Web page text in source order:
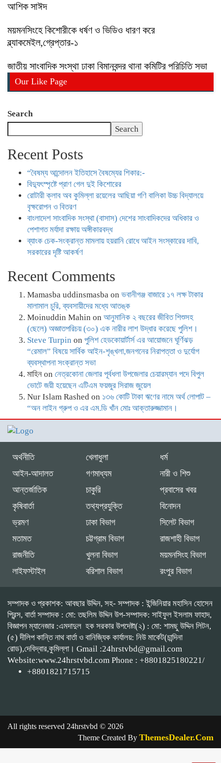
আশিক সাঈদ
ময়মনসিংহে কিশোরীকে ধর্ষণ ও ভিডিও ধারণ করে
ব্ল্যাকমেইল,গ্রেপ্তার-১
জাতীয় সাংবাদিক সংস্থা ঢাকা বিমানবন্দর থানা কমিটির পরিচিতি সভা
Our Like Page
Search
Search
Recent Posts
“বৈষম্য আন্দোলন ইতিহাসে বৈষম্যের শিকার:-
বিদ্যুৎস্পৃষ্টে প্রাণ গেল দুই কিশোরের
রোটারী ক্লাব অব কুমিল্লা রয়েলের আছিয়া গণি বালিকা উচ্চ বিদ্যালয়ে
বৃক্ষরোপন ও বিতরণ
বাংলাদেশ সাংবাদিক সংস্থা (বাসাস) দেশের সাংবাদিকদের অধিকার ও
পেশাগত মর্যাদা রক্ষায় অঙ্গীকারবদ্ধ
ব্যাংক চেক-সংক্রান্ত মামলায় হয়রানি রোধে আইন সংস্কারের দাবি,
সরকারের দৃষ্টি আকর্ষণ
Recent Comments
Mamasba uddinsmasba on ভবানীগঞ্জ বাজারে ১৭ লক্ষ টাকার
মালামাল চুরি, ব্যবসায়ীদের মধ্যে আতঙ্ক
Moinuddin Mahin on আনুমানিক ২ বছরের জীবিত শিশুসহ
(ছেলে) অজ্ঞাতপরিচয় (৩০) এক নারীর লাশ উদ্ধার করেছে পুলিশ।
Steve Turpin on পুলিশ হেডকোয়ার্টার্স এর আয়োজনে ঘূর্ণিঝড়
“রেমাল” বিষয়ে সার্বিক আইন-শৃঙ্খলা,জনগনের নিরাপত্তা ও দুর্যোগ
ব্যবস্থাপনা সংক্রান্ত সভা
মাহিন on নেত্রকোনা জেলার পূর্বধলা উপজেলার চেয়ারম্যান পদে বিপুল
ভোটে জয়ী হয়েছেন এটিএম ফয়জুর সিরাজ জুয়েল
Nur Islam Rashed on ১৩৬ কোটি টাকা ঋণের নামে অর্থ লোপাট –
“অন লাইন গ্রুপ ও এর এম.ডি খাঁন মোঃ আক্তারুজ্জামান।
অর্থনীতি
আইন-আদালত
আন্তর্জাতিক
কৃষিবার্তা
খেলাধুলা
গণমাধ্যম
চাকুরি
তথ্যপ্রযুক্তি
ধর্ম
নারী ও শিশু
প্রবাসের খবর
বিনোদন
ভ্রমণ
মতামত
রাজনীতি
লাইফস্টাইল
ঢাকা বিভাগ
চট্টগ্রাম বিভাগ
খুলনা বিভাগ
বরিশাল বিভাগ
সিলেট বিভাগ
রাজশাহী বিভাগ
ময়মনসিংহ বিভাগ
রংপুর বিভাগ
সম্পাদক ও প্রকাশক: আবছার উদ্দিন, সহ- সম্পাদক : ইন্জিনিয়ার মহাসিন হোসেন
প্রিন্স, বার্তা সম্পাদক : মো: তছলিম উদ্দিন উপ-সম্পাদক: সাইফুল ইসলাম ফাহাদ,
বিজ্ঞাপন ম্যানেজার :এমদাদুল হক সরকার উপদেষ্টা(২) : মো: শামছু উদ্দিন লিটন,
(৫) দীলিপ কান্তি নাথ বার্তা ও বানিজ্যিক কার্যালয়: নিউ মার্কেট(চান্দিনা
রোড),দেবিদ্বার,কুমিল্লা। Gmail :24hrstvbd@gmail.com
Website:www.24hrstvbd.com Phone : +8801825180221/
+8801821715715
All rights reserved 24hrstvbd © 2026
Theme Created By ThemesDealer.Com